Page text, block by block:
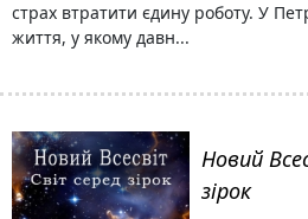
страх втратити єдину роботу. У
життя, у якому давн...
Новий
зірок